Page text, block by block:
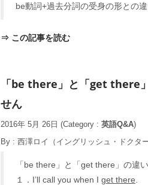
be動詞+過去分詞の受身の形との違
⇒ この記事を読む
「be there」と「get there
せん
2016年 5月 26日 (Category : 英語Q&A)
By : 西澤ロイ（イングリッシュ・ドクター
「be there」と「get there」の違
１．I’ll call you when I get there